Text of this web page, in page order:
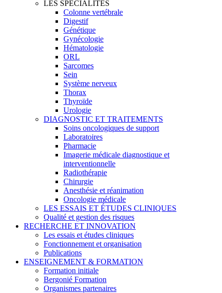
LES SPÉCIALITÉS
Colonne vertébrale
Digestif
Génétique
Gynécologie
Hématologie
ORL
Sarcomes
Sein
Système nerveux
Thorax
Thyroïde
Urologie
DIAGNOSTIC ET TRAITEMENTS
Soins oncologiques de support
Laboratoires
Pharmacie
Imagerie médicale diagnostique et
interventionnelle
Radiothérapie
Chirurgie
Anesthésie et réanimation
Oncologie médicale
LES ESSAIS ET ÉTUDES CLINIQUES
Qualité et gestion des risques
RECHERCHE ET INNOVATION
Les essais et études cliniques
Fonctionnement et organisation
Publications
ENSEIGNEMENT & FORMATION
Formation initiale
Bergonié Formation
Organismes partenaires